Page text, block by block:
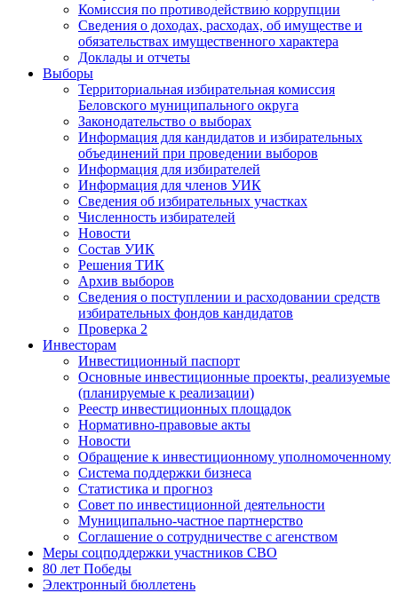
Комиссия по противодействию коррупции
Сведения о доходах, расходах, об имуществе и
обязательствах имущественного характера
Доклады и отчеты
Выборы
Территориальная избирательная комиссия
Беловского муниципального округа
Законодательство о выборах
Информация для кандидатов и избирательных
объединений при проведении выборов
Информация для избирателей
Информация для членов УИК
Сведения об избирательных участках
Численность избирателей
Новости
Состав УИК
Решения ТИК
Архив выборов
Сведения о поступлении и расходовании средств
избирательных фондов кандидатов
Проверка 2
Инвесторам
Инвестиционный паспорт
Основные инвестиционные проекты, реализуемые
(планируемые к реализации)
Реестр инвестиционных площадок
Нормативно-правовые акты
Новости
Обращение к инвестиционному уполномоченному
Система поддержки бизнеса
Статистика и прогноз
Совет по инвестиционной деятельности
Муниципально-частное партнерство
Соглашение о сотрудничестве с агенством
Меры соцподдержки участников СВО
80 лет Победы
Электронный бюллетень